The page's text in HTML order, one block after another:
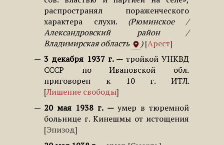
распространял пораженческого
характера слухи.
Рюминское /
Александровский район /
Владимирская область
Арест
3 декабря 1937 г.
тройкой УНКВД
СССР по Ивановской обл.
приговорен к 10 г. ИТЛ.
Лишение свободы
20 мая 1938 г.
умер в тюремной
больнице г. Кинешмы от истощения
Эпизод